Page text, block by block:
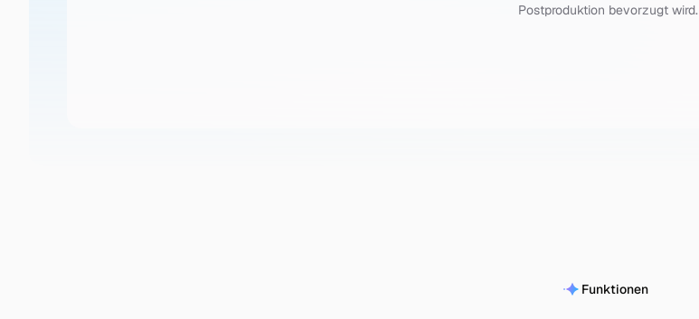
Postproduktion bevorzugt wird.
Funktionen